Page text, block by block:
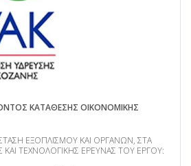
ΚΑΤΑΘΕΣΗΣ ΟΙΚΟΝΟΜΙΚΗΣ
ΕΞΟΠΛΙΣΜΟΥ ΚΑΙ ΟΡΓΑΝΩΝ, ΣΤΑ
ΚΑΙ ΤΕΧΝΟΛΟΓΙΚΗΣ ΕΡΕΥΝΑΣ ΤΟΥ ΕΡΓΟΥ: